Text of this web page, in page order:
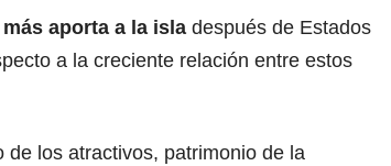
aporta a la isla después de Estados
a la creciente relación entre estos
de los atractivos, patrimonio de la